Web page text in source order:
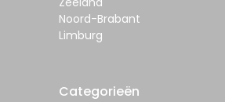
Noord-Brabant
Limburg
Categorieën